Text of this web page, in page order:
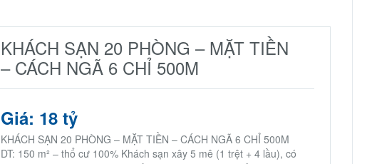
KHÁCH SẠN 20 PHÒNG – MẶT TIỀN
– CÁCH NGÃ 6 CHỈ 500M
Giá: 18 tỷ
KHÁCH SẠN 20 PHÒNG – MẶT TIỀN – CÁCH NGÃ 6 CHỈ 500M
DT: 150 m² – thổ cư 100% Khách sạn xây 5 mê (1 trệt + 4 lầu), có